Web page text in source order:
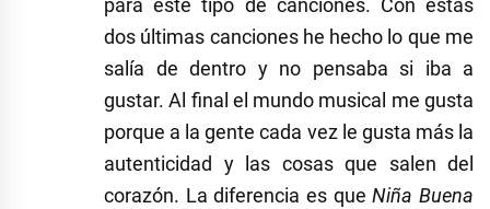
para este tipo de canciones. Con estas
dos últimas canciones he hecho lo que me
salía de dentro y no pensaba si iba a
gustar. Al final el mundo musical me gusta
porque a la gente cada vez le gusta más la
autenticidad y las cosas que salen del
corazón. La diferencia es queNiña Buena